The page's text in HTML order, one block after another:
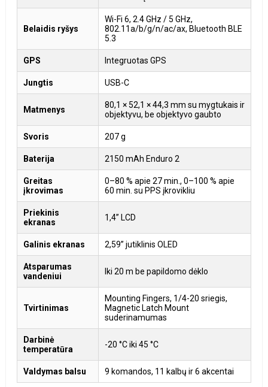
Belaidis ryšys
Wi-Fi 6, 2.4 GHz / 5 GHz,
802.11a/b/g/n/ac/ax, Bluetooth BLE
5.3
GPS Integruotas GPS
Jungtis USB-C
Matmenys
80,1 × 52,1 × 44,3 mm su mygtukais ir
objektyvu, be objektyvo gaubto
Svoris 207 g
Baterija 2150 mAh Enduro 2
Greitas
įkrovimas
0–80 % apie 27 min., 0–100 % apie
60 min. su PPS įkrovikliu
Priekinis
ekranas
1,4” LCD
Galinis ekranas 2,59” jutiklinis OLED
Atsparumas
vandeniui
Iki 20 m be papildomo dėklo
Tvirtinimas
Mounting Fingers, 1/4-20 sriegis,
Magnetic Latch Mount
suderinamumas
Darbinė
temperatūra
-20 °C iki 45 °C
Valdymas balsu 9 komandos, 11 kalbų ir 6 akcentai